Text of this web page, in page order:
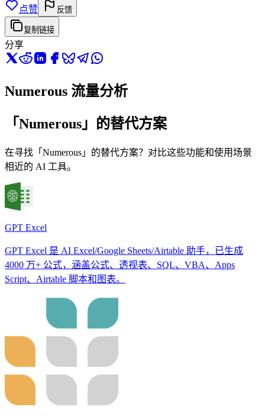
点赞 反馈
复制链接
分享
Numerous 流量分析
「Numerous」的替代方案
在寻找「Numerous」的替代方案？对比这些功能和使用场景
相近的 AI 工具。
GPT Excel
GPT Excel 是 AI Excel/Google Sheets/Airtable 助手，已生成
4000 万+ 公式，涵盖公式、透视表、SQL、VBA、Apps
Script、Airtable 脚本和图表。